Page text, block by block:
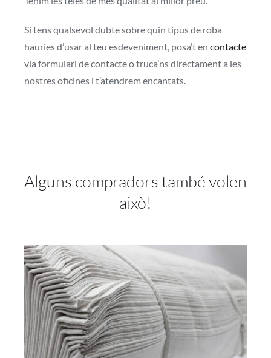
Si tens qualsevol dubte sobre quin tipus de roba
hauries d’usar al teu esdeveniment, posa’t en contacte
via formulari de contacte o truca’ns directament a les
nostres oficines i t’atendrem encantats.
Alguns compradors també volen
això!
SELECT OPTIONS / DETAILS